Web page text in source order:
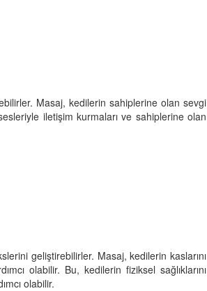
Masaj, kedilerin sahiplerine olan sevgi
iletişim kurmaları ve sahiplerine olan
geliştirebilirler. Masaj, kedilerin kaslarını
olabilir. Bu, kedilerin fiziksel sağlıklarını
olabilir.